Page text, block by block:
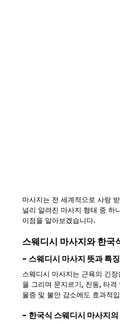
마사지는 전 세계적으로 사랑
널리 알려진 마사지 형태 중 하
이점을 알아보겠습니다.
스웨디시 마사지와 한국
- 스웨디시 마사지 뜻과 특징
스웨디시 마사지는 근육의 긴
을 그리며 문지르기, 진동, 타
울증 및 불안 감소에도 효과적
- 한국식 스웨디시 마사지의